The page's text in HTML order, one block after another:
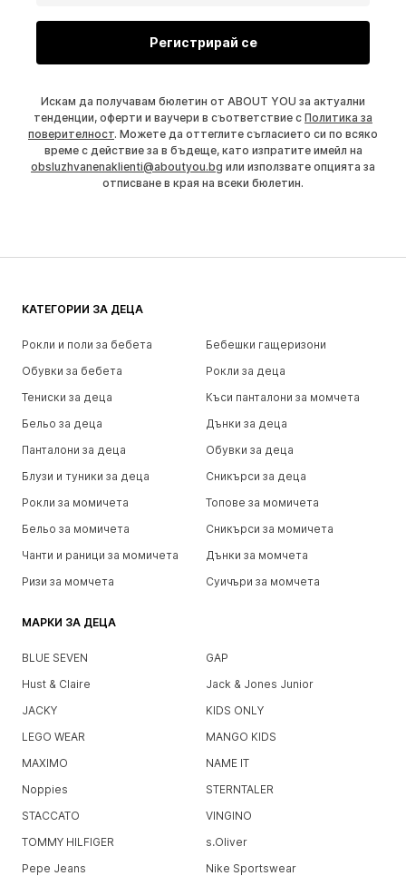
Регистрирай се
Искам да получавам бюлетин от ABOUT YOU за актуални
тенденции, оферти и ваучери в съответствие с Политика за
поверителност. Можете да оттеглите съгласието си по всяко
време с действие за в бъдеще, като изпратите имейл на
obsluzhvanenaklienti@aboutyou.bg или използвате опцията за
отписване в края на всеки бюлетин.
КАТЕГОРИИ ЗА ДЕЦА
Рокли и поли за бебета
Бебешки гащеризони
Обувки за бебета
Рокли за деца
Тениски за деца
Къси панталони за момчета
Бельо за деца
Дънки за деца
Панталони за деца
Обувки за деца
Блузи и туники за деца
Сникърси за деца
Рокли за момичета
Топове за момичета
Бельо за момичета
Сникърси за момичета
Чанти и раници за момичета
Дънки за момчета
Ризи за момчета
Суичъри за момчета
МАРКИ ЗА ДЕЦА
BLUE SEVEN
GAP
Hust & Claire
Jack & Jones Junior
JACKY
KIDS ONLY
LEGO WEAR
MANGO KIDS
MAXIMO
NAME IT
Noppies
STERNTALER
STACCATO
VINGINO
TOMMY HILFIGER
s.Oliver
Pepe Jeans
Nike Sportswear